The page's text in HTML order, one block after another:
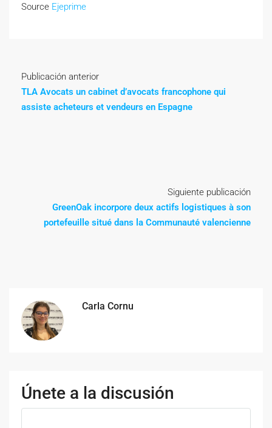
Source Ejeprime
Publicación anterior
TLA Avocats un cabinet d’avocats francophone qui
assiste acheteurs et vendeurs en Espagne
Siguiente publicación
GreenOak incorpore deux actifs logistiques à son
portefeuille situé dans la Communauté valencienne
Carla Cornu
Únete a la discusión